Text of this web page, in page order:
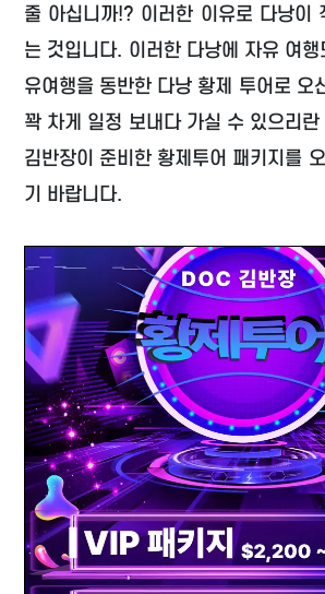
줄 아십니까!? 이러한 이유로 다낭이
는 것입니다. 이러한 다낭에 자유 여
유여행을 동반한 다낭 황제 투어로 오
꽉 차게 일정 보내다 가실 수 있으리
김반장이 준비한 황제투어 패키지를
기 바랍니다.